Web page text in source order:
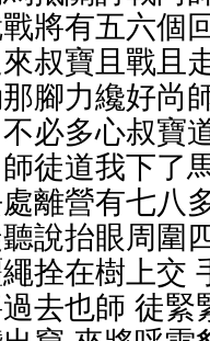
將有五六個
叔寶且戰且
腳力纔好尚
必多心叔寶
徒道我下了
離營有七八
說抬眼周圍
拴在樹上交
去也師 徒緊